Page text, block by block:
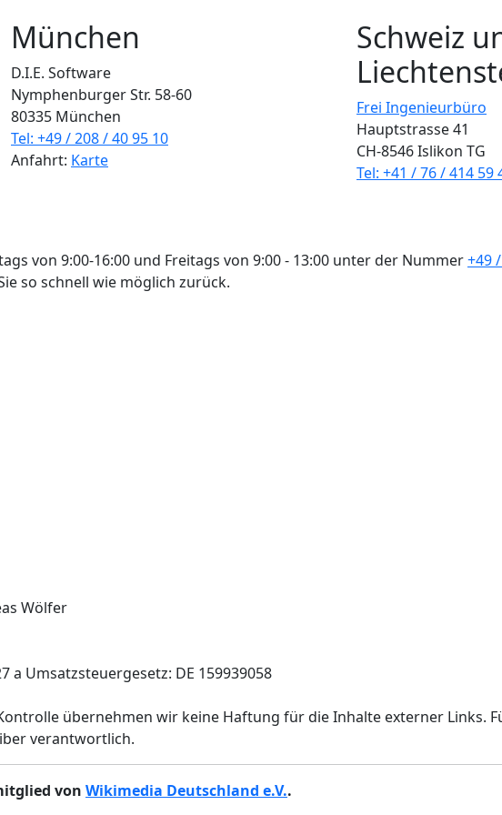
München
D.I.E. Software
Nymphenburger Str. 58-60
80335 München
Tel: +49 / 208 / 40 95 10
Anfahrt: Karte
Schweiz
Frei Ingenieurbüro
Hauptstrasse 41
CH-8546 Islikon TG
Tel: +41 / 76 / 414 59
von 9:00-16:00 und Freitags von 9:00 - 13:00 unter der Nummer+49
so schnell wie möglich zurück.
Wölfer
Umsatzsteuergesetz: DE 159939058
übernehmen wir keine Haftung für die Inhalte externer Links.
verantwortlich.
von Wikimedia Deutschland e.V..